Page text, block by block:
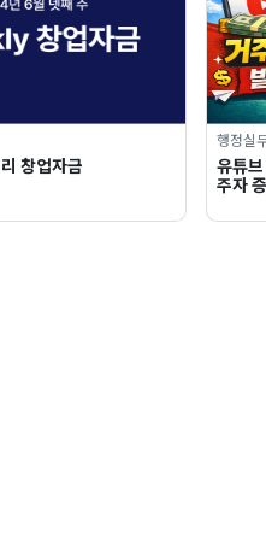
창업자금
행정실
유튜
주자